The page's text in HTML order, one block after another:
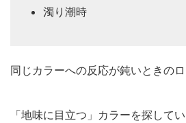
濁り潮時
同じカラーへの反応が鈍いときの
「地味に目立つ」カラーを探して